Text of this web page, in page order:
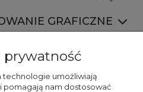
GRAFICZNE
prywatność
technologie umożliwiają
pomagają nam dostosować